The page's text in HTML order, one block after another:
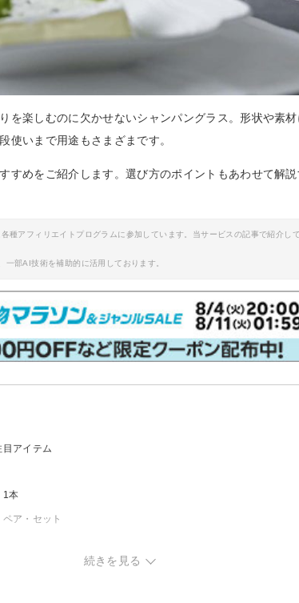
を楽しむのに欠かせないシャンパングラス。形状や素
使いまで用途もさまざまです。
すめをご紹介します。選び方のポイントもあわせて解
種アフィリエイトプログラムに参加しています。当サービスの記事で紹介し
部AI技術を補助的に活用しております。
アイテム
1本
ア・セット
続きを見る